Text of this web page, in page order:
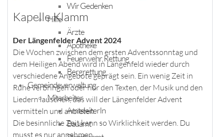
Wir Gedenken
Hilfe
Ärzte
Apotheke
Feuerwehr, Rettung
Bergrettung
Gemeindeverwaltung
Mitarbeiter
AmtsleiterIn
Bauamt
Kapelle Klamm
Der Längenfelder Advent 2024
Die Wochen zwischen dem ersten Adventssonntag und
dem Heiligen Abend wird in Längenfeld wieder durch
verschiedene Angebote geprägt sein. Ein wenig Zeit in
Ruhe verbringen oder nur den Texten, der Musik und den
Liedern lauschen, das will der Längenfelder Advent
vermitteln und anbieten.
Die besinnliche Zeit kann so Wirklichkeit werden. Du
musst es nur annehmen.